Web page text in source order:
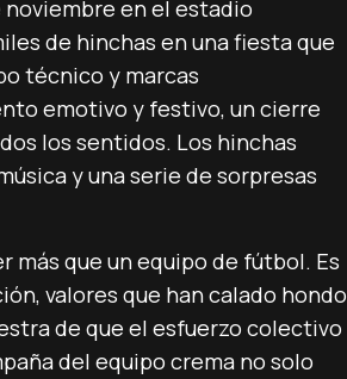
en el estadio
de hinchas en una fiesta que
técnico y marcas
emotivo y festivo, un cierre
los sentidos. Los hinchas
y una serie de sorpresas
que un equipo de fútbol. Es
valores que han calado hondo
de que el esfuerzo colectivo
del equipo crema no solo